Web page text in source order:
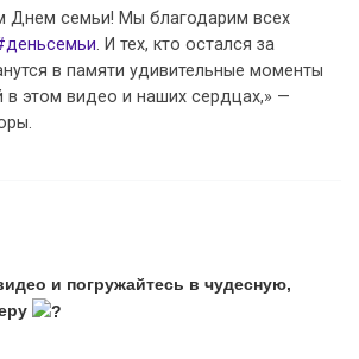
Днем семьи! Мы благодарим всех
. И тех, кто остался за
в памяти удивительные моменты
в этом видео и наших сердцах,» —
и погружайтесь в чудесную,